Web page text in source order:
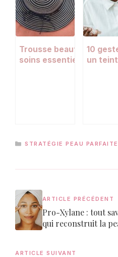
Trousse beauté de
soins essentiels à ne pas
10
un
CATÉGORIES
STRATÉGIE PEAU PARFAITE
ARTICLE PRÉCÉDENT
Pro-Xylane : tout
qui reconstruit la
ARTICLE SUIVANT